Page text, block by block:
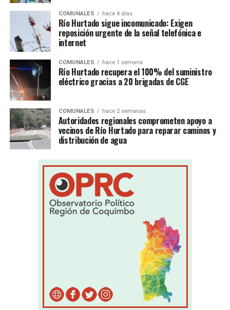
COMUNALES hace 4 días
Río Hurtado sigue incomunicado: Exigen
reposición urgente de la señal telefónica e
internet
COMUNALES hace 1 semana
Río Hurtado recupera el 100% del suministro
eléctrico gracias a 20 brigadas de CGE
COMUNALES hace 2 semanas
Autoridades regionales comprometen apoyo a
vecinos de Río Hurtado para reparar caminos y
distribución de agua